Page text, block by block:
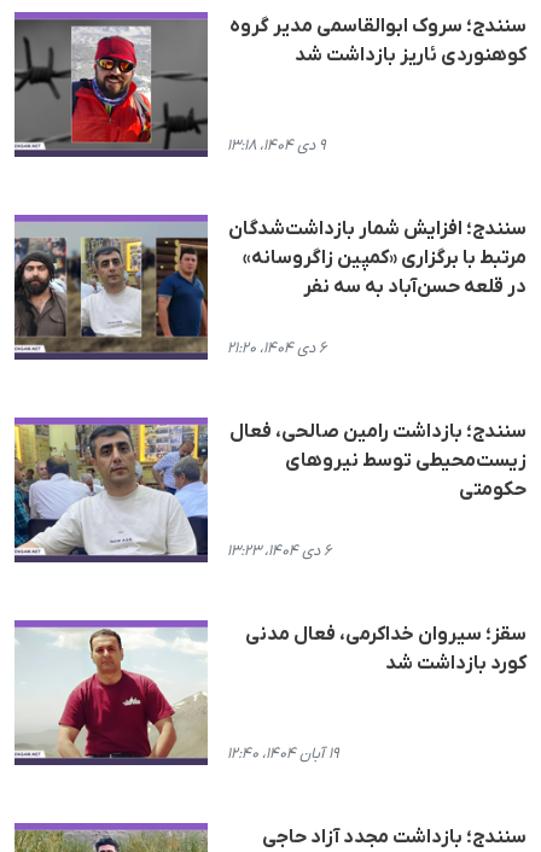
سنندج؛ سروک ابوالقاسمی مدیر گروه
کوهنوردی ئاریز بازداشت شد
۹ دی ۱۴۰۴، ۱۳:۱۸
سنندج؛ افزایش شمار بازداشت‌شدگان
مرتبط با برگزاری «کمپین زاگروسانە»
در قلعە حسن‌آباد به سه نفر
۶ دی ۱۴۰۴، ۲۱:۲۰
سنندج؛ بازداشت رامین صالحی، فعال
زیست‌محیطی توسط نیروهای
حکومتی
۶ دی ۱۴۰۴، ۱۳:۲۳
سقز؛ سیروان خداکرمی، فعال مدنی
کورد بازداشت شد
۱۹ آبان ۱۴۰۴، ۱۲:۴۰
سنندج؛ بازداشت مجدد آزاد حاجی